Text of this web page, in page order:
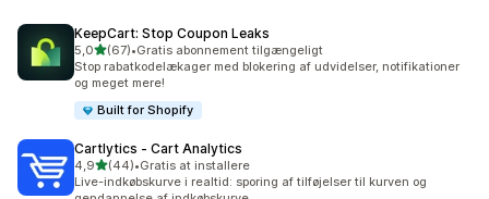
KeepCart: Stop Coupon Leaks
5,0ud af 5 stjerner
(67)
67 anmeldelser i alt
•Gratis abonnement tilgængeligt
Stop rabatkodelækager med blokering af udvidelser, notifikationer
og meget mere!
Built for Shopify
Cartlytics ‑ Cart Analytics
4,9ud af 5 stjerner
(44)
44 anmeldelser i alt
•Gratis at installere
Live-indkøbskurve i realtid: sporing af tilføjelser til kurven og